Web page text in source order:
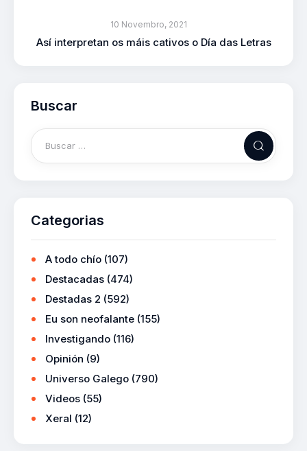
10 Novembro, 2021
Así interpretan os máis cativos o Día das Letras
Buscar
Categorias
A todo chío (107)
Destacadas (474)
Destadas 2 (592)
Eu son neofalante (155)
Investigando (116)
Opinión (9)
Universo Galego (790)
Videos (55)
Xeral (12)